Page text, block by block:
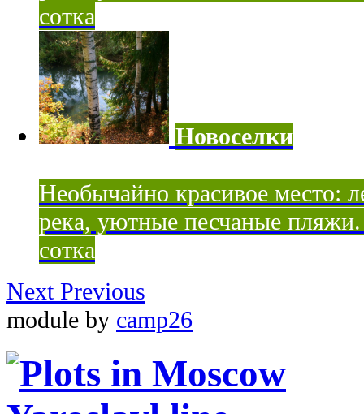
сотка
Новоселки
Необычайно красивое место:
река, уютные песчаные
сотка
Next Previous
module by camp26